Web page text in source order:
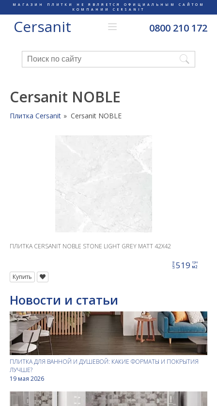
МАГАЗИН ПЛИТКИ НЕ ЯВЛЯЕТСЯ ОФИЦИАЛЬНЫМ САЙТОМ
КОМПАНИИ CERSANIT
Cersanit 0800 210 172
Cersanit NOBLE
Плитка Cersanit Cersanit NOBLE
ПЛИТКА CERSANIT NOBLE STONE LIGHT GREY MATT 42X42
цена519 грн
м2
Купить
Новости и статьи
ПЛИТКА ДЛЯ ВАННОЙ И ДУШЕВОЙ: КАКИЕ ФОРМАТЫ И ПОКРЫТИЯ
ЛУЧШЕ?
19 мая 2026